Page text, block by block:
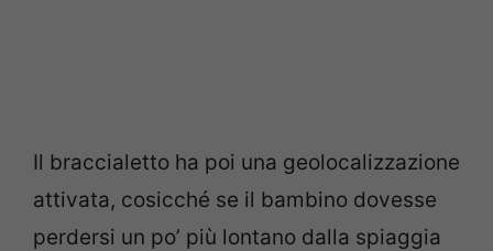
Il braccialetto ha poi una geolocalizzazione
attivata, cosicché se il bambino dovesse
perdersi un po’ più lontano dalla spiaggia